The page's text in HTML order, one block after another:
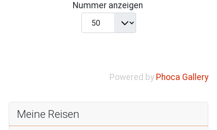
Nummer anzeigen
Powered by Phoca Gallery
Meine Reisen